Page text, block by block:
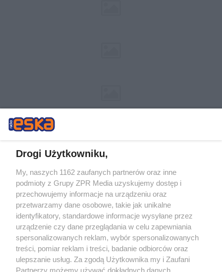
Żaden utwór zamieszczony w serwisie nie może być powielany i
rozpowszechniany lub dalej rozpowszechniany w jakikolwiek sposób (w
tym także elektroniczny lub mechaniczny) na jakimkolwiek polu
eksploatacji w jakiejkolwiek formie, włącznie z umieszczaniem w
Internecie bez pisemnej zgody właściciela praw. Jakiekolwiek użycie lub
wykorzystanie utworów w całości lub w części z naruszeniem prawa,
tzn. bez właściwej zgody, jest zabronione pod groźbą kary i może być
ścigane prawnie.
Drogi Użytkowniku,
My, naszych 1162 zaufanych partnerów oraz inne
podmioty z Grupy ZPR Media uzyskujemy dostęp i
przechowujemy informacje na urządzeniu oraz
przetwarzamy dane osobowe, takie jak unikalne
identyfikatory, standardowe informacje wysyłane przez
urządzenie czy dane przeglądania w celu zapewniania
spersonalizowanych reklam, wybór spersonalizowanych
treści, pomiar reklam i treści, badanie odbiorców oraz
ulepszanie usług. Za zgodą Użytkownika my i Zaufani
Partnerzy możemy używać dokładnych danych